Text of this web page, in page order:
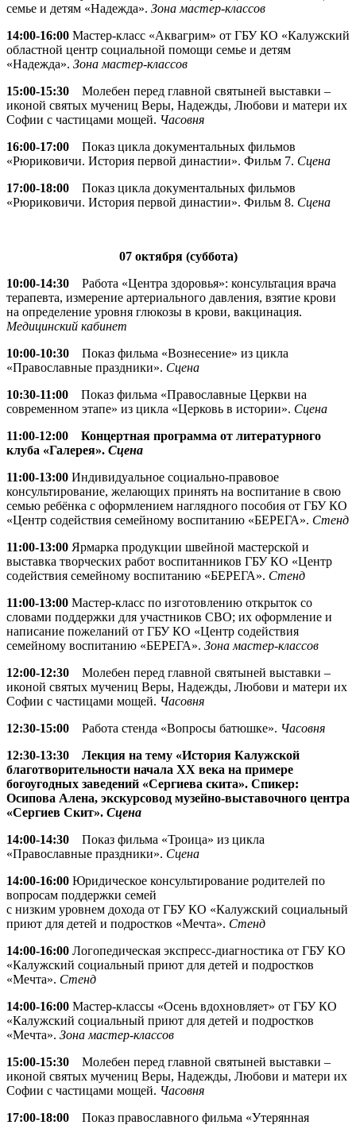
семье и детям «Надежда». Зона мастер-классов
14:00-16:00 Мастер-класс «Аквагрим» от ГБУ КО «Калужский
областной центр социальной помощи семье и детям
«Надежда». Зона мастер-классов
15:00-15:30 Молебен перед главной святыней выставки –
иконой святых мучениц Веры, Надежды, Любови и матери их
Софии с частицами мощей. Часовня
16:00-17:00 Показ цикла документальных фильмов
«Рюриковичи. История первой династии». Фильм 7. Сцена
17:00-18:00 Показ цикла документальных фильмов
«Рюриковичи. История первой династии». Фильм 8. Сцена
07 октября (суббота)
10:00-14:30 Работа «Центра здоровья»: консультация врача
терапевта, измерение артериального давления, взятие крови
на определение уровня глюкозы в крови, вакцинация.
Медицинский кабинет
10:00-10:30 Показ фильма «Вознесение» из цикла
«Православные праздники». Сцена
10:30-11:00 Показ фильма «Православные Церкви на
современном этапе» из цикла «Церковь в истории». Сцена
11:00-12:00 Концертная программа от литературного
клуба «Галерея». Сцена
11:00-13:00 Индивидуальное социально-правовое
консультирование, желающих принять на воспитание в свою
семью ребёнка с оформлением наглядного пособия от ГБУ КО
«Центр содействия семейному воспитанию «БЕРЕГА». Стенд
11:00-13:00 Ярмарка продукции швейной мастерской и
выставка творческих работ воспитанников ГБУ КО «Центр
содействия семейному воспитанию «БЕРЕГА». Стенд
11:00-13:00 Мастер-класс по изготовлению открыток со
словами поддержки для участников СВО; их оформление и
написание пожеланий от ГБУ КО «Центр содействия
семейному воспитанию «БЕРЕГА». Зона мастер-классов
12:00-12:30 Молебен перед главной святыней выставки –
иконой святых мучениц Веры, Надежды, Любови и матери их
Софии с частицами мощей. Часовня
12:30-15:00 Работа стенда «Вопросы батюшке». Часовня
12:30-13:30 Лекция на тему «История Калужской
благотворительности начала XX века на примере
богоугодных заведений «Сергиева скита». Спикер:
Осипова Алена, экскурсовод музейно-выставочного центра
«Сергиев Скит». Сцена
14:00-14:30 Показ фильма «Троица» из цикла
«Православные праздники». Сцена
14:00-16:00 Юридическое консультирование родителей по
вопросам поддержки семей
с низким уровнем дохода от ГБУ КО «Калужский социальный
приют для детей и подростков «Мечта». Стенд
14:00-16:00 Логопедическая экспресс-диагностика от ГБУ КО
«Калужский социальный приют для детей и подростков
«Мечта». Стенд
14:00-16:00 Мастер-классы «Осень вдохновляет» от ГБУ КО
«Калужский социальный приют для детей и подростков
«Мечта». Зона мастер-классов
15:00-15:30 Молебен перед главной святыней выставки –
иконой святых мучениц Веры, Надежды, Любови и матери их
Софии с частицами мощей. Часовня
17:00-18:00 Показ православного фильма «Утерянная